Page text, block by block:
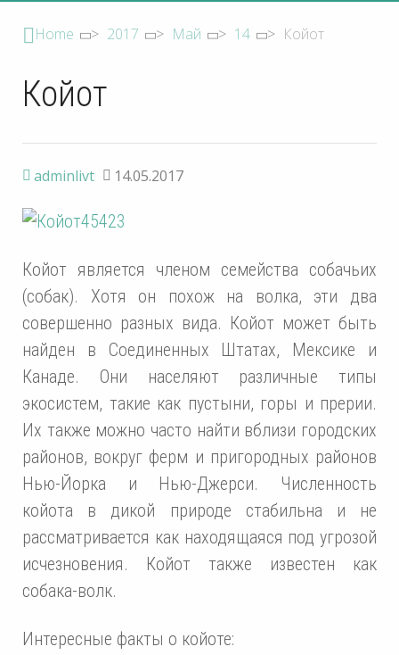
Home > 2017 > Май > 14 > Койот
Койот
adminlivt 14.05.2017
Койот является членом семейства собачьих
(собак). Хотя он похож на волка, эти два
совершенно разных вида. Койот может быть
найден в Соединенных Штатах, Мексике и
Канаде. Они населяют различные типы
экосистем, такие как пустыни, горы и прерии.
Их также можно часто найти вблизи городских
районов, вокруг ферм и пригородных районов
Нью-Йорка и Нью-Джерси. Численность
койота в дикой природе стабильна и не
рассматривается как находящаяся под угрозой
исчезновения. Койот также известен как
собака-волк.
Интересные факты о койоте: